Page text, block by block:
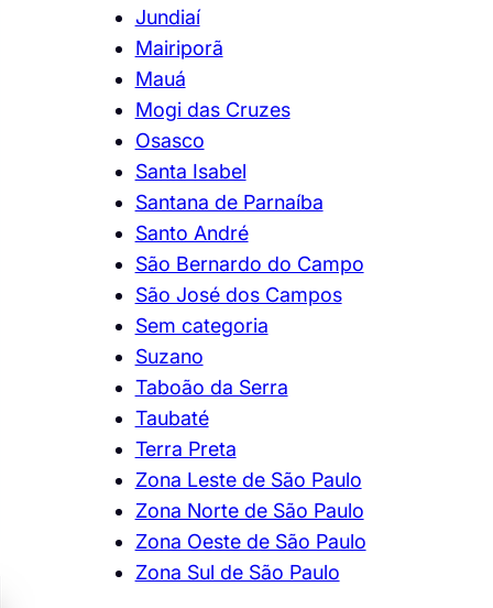
Jundiaí
Mairiporã
Mauá
Mogi das Cruzes
Osasco
Santa Isabel
Santana de Parnaíba
Santo André
São Bernardo do Campo
São José dos Campos
Sem categoria
Suzano
Taboão da Serra
Taubaté
Terra Preta
Zona Leste de São Paulo
Zona Norte de São Paulo
Zona Oeste de São Paulo
Zona Sul de São Paulo